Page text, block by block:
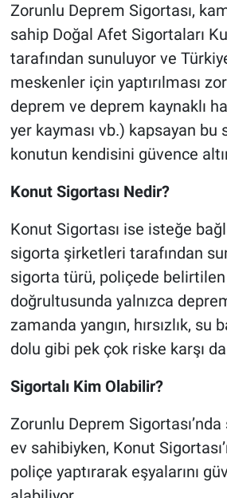
Zorunlu Deprem Sigortası,
sahip Doğal Afet Sigortaları
tarafından sunuluyor ve
meskenler için yaptırılması
deprem ve deprem kaynaklı
yer kayması vb.) kapsayan bu
konutun kendisini güvence
Konut Sigortası Nedir?
Konut Sigortası ise isteğe
sigorta şirketleri tarafından
sigorta türü, poliçede
doğrultusunda yalnızca
zamanda yangın, hırsızlık, su
dolu gibi pek çok riske karşı
Sigortalı Kim Olabilir?
Zorunlu Deprem Sigortası’nda
ev sahibiyken, Konut
poliçe yaptırarak eşyalarını